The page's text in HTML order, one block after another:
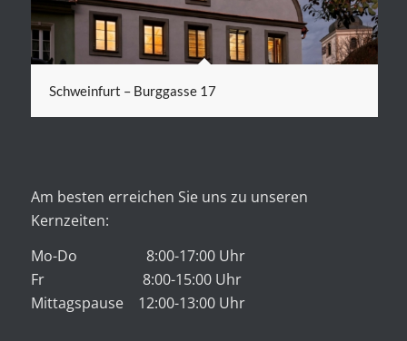
Schweinfurt – Burggasse 17
Am besten erreichen Sie uns zu unseren
Kernzeiten:
Mo-Do 8:00-17:00 Uhr
Fr 8:00-15:00 Uhr
Mittagspause 12:00-13:00 Uhr